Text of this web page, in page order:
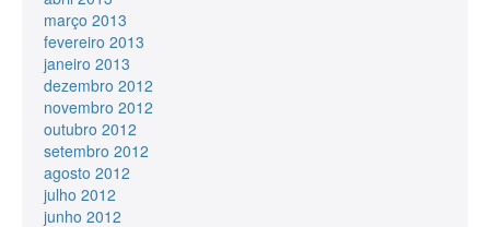
março 2013
fevereiro 2013
janeiro 2013
dezembro 2012
novembro 2012
outubro 2012
setembro 2012
agosto 2012
julho 2012
junho 2012